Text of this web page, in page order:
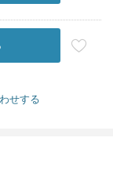
せする